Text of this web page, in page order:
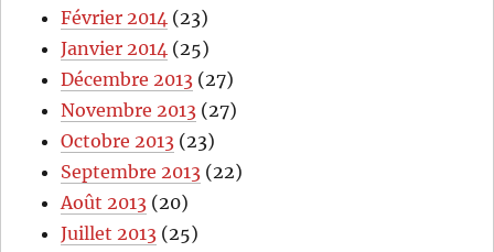
Février 2014 (23)
Janvier 2014 (25)
Décembre 2013 (27)
Novembre 2013 (27)
Octobre 2013 (23)
Septembre 2013 (22)
Août 2013 (20)
Juillet 2013 (25)